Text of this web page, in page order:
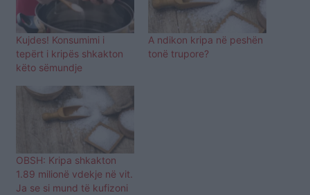
Kujdes! Konsumimi i
tepërt i kripës shkakton
këto sëmundje
A ndikon kripa në peshën
tonë trupore?
OBSH: Kripa shkakton
1.89 milionë vdekje në vit.
Ja se si mund të kufizoni